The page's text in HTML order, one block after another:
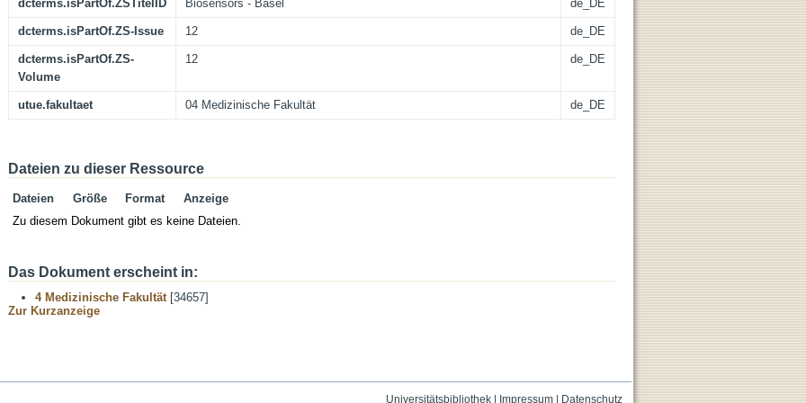
dcterms.isPartOf.ZSTitelID Biosensors - Basel de_DE
dcterms.isPartOf.ZS-Issue 12 de_DE
dcterms.isPartOf.ZS-
Volume
12 de_DE
utue.fakultaet 04 Medizinische Fakultät de_DE
Dateien zu dieser Ressource
Dateien Größe Format
Anzeige
Zu diesem Dokument gibt es keine Dateien.
Das Dokument erscheint in:
4 Medizinische Fakultät[34657]
Zur Kurzanzeige
Universitätsbibliothek| Impressum| Datenschutz